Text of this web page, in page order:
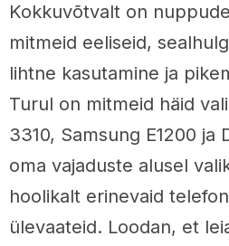
Kokkuvõtvalt on
mitmeid eeliseid,
lihtne kasutamine ja
Turul on mitmeid häid
3310, Samsung E1200 ja
oma vajaduste alusel
hoolikalt erinevaid
ülevaateid. Loodan, et